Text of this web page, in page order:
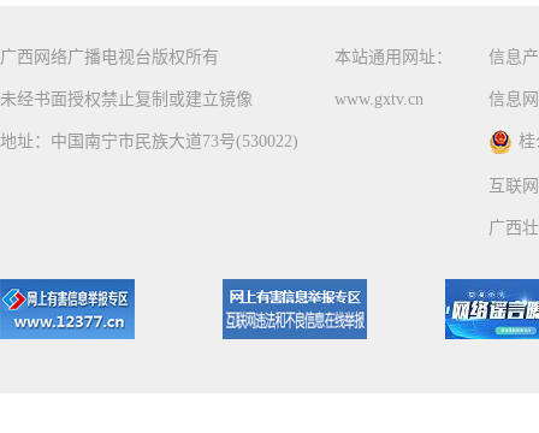
广西网络广播电视台版权所有
未经书面授权禁止复制或建立镜像
地址：中国南宁市民族大道73号(530022)
本站通用网址：
www.gxtv.cn
信息
信息
桂
互联
广西